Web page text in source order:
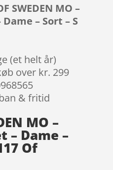
SWEDEN MO –
– Sort – S
(et helt år)
over kr. 299
& fritid
MO –
– Dame –
Of